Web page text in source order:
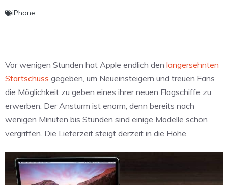
iPhone
Vor wenigen Stunden hat Apple endlich den langersehnten
Startschuss gegeben, um Neueinsteigern und treuen Fans
die Möglichkeit zu geben eines ihrer neuen Flagschiffe zu
erwerben. Der Ansturm ist enorm, denn bereits nach
wenigen Minuten bis Stunden sind einige Modelle schon
vergriffen. Die Lieferzeit steigt derzeit in die Höhe.